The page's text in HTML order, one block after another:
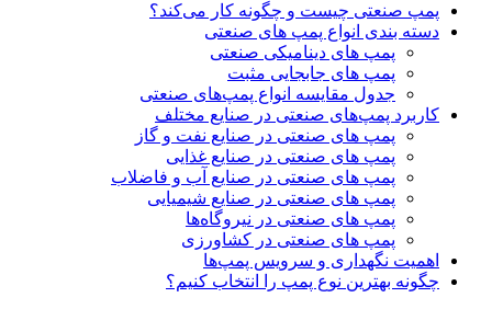
پمپ صنعتی چیست و چگونه کار می‌کند؟
دسته‌ بندی انواع پمپ‌ های صنعتی
پمپ‌ های دینامیکی صنعتی
پمپ‌ های جابجایی مثبت
جدول مقایسه انواع پمپ‌های صنعتی
کاربرد پمپ‌های صنعتی در صنایع مختلف
پمپ‌ های صنعتی در صنایع نفت و گاز
پمپ‌ های صنعتی در صنایع غذایی
پمپ‌ های صنعتی در صنایع آب و فاضلاب
پمپ‌ های صنعتی در صنایع شیمیایی
پمپ‌ های صنعتی در نیروگاه‌ها
پمپ‌ های صنعتی در کشاورزی
اهمیت نگهداری و سرویس پمپ‌ها
چگونه بهترین نوع پمپ را انتخاب کنیم؟